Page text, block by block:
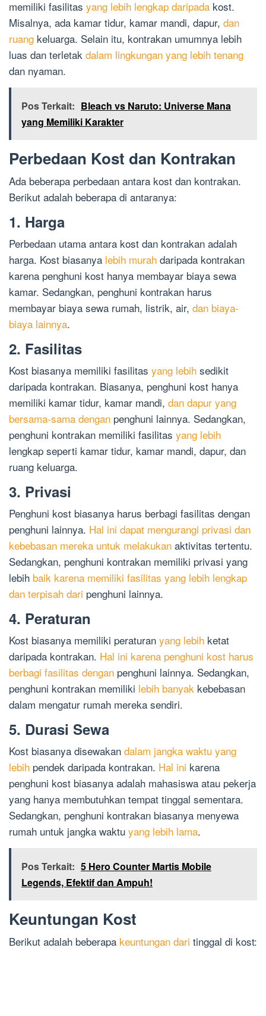
memiliki fasilitas yang lebih lengkap daripada kost.
Misalnya, ada kamar tidur, kamar mandi, dapur, dan
ruang keluarga. Selain itu, kontrakan umumnya lebih
luas dan terletak dalam lingkungan yang lebih tenang
dan nyaman.
Pos Terkait: Bleach vs Naruto: Universe Mana
yang Memiliki Karakter
Perbedaan Kost dan Kontrakan
Ada beberapa perbedaan antara kost dan kontrakan.
Berikut adalah beberapa di antaranya:
1. Harga
Perbedaan utama antara kost dan kontrakan adalah
harga. Kost biasanya lebih murah daripada kontrakan
karena penghuni kost hanya membayar biaya sewa
kamar. Sedangkan, penghuni kontrakan harus
membayar biaya sewa rumah, listrik, air, dan biaya-
biaya lainnya.
2. Fasilitas
Kost biasanya memiliki fasilitas yang lebih sedikit
daripada kontrakan. Biasanya, penghuni kost hanya
memiliki kamar tidur, kamar mandi, dan dapur yang
bersama-sama dengan penghuni lainnya. Sedangkan,
penghuni kontrakan memiliki fasilitas yang lebih
lengkap seperti kamar tidur, kamar mandi, dapur, dan
ruang keluarga.
3. Privasi
Penghuni kost biasanya harus berbagi fasilitas dengan
penghuni lainnya. Hal ini dapat mengurangi privasi dan
kebebasan mereka untuk melakukan aktivitas tertentu.
Sedangkan, penghuni kontrakan memiliki privasi yang
lebih baik karena memiliki fasilitas yang lebih lengkap
dan terpisah dari penghuni lainnya.
4. Peraturan
Kost biasanya memiliki peraturan yang lebih ketat
daripada kontrakan. Hal ini karena penghuni kost harus
berbagi fasilitas dengan penghuni lainnya. Sedangkan,
penghuni kontrakan memiliki lebih banyak kebebasan
dalam mengatur rumah mereka sendiri.
5. Durasi Sewa
Kost biasanya disewakan dalam jangka waktu yang
lebih pendek daripada kontrakan. Hal ini karena
penghuni kost biasanya adalah mahasiswa atau pekerja
yang hanya membutuhkan tempat tinggal sementara.
Sedangkan, penghuni kontrakan biasanya menyewa
rumah untuk jangka waktu yang lebih lama.
Pos Terkait: 5 Hero Counter Martis Mobile
Legends, Efektif dan Ampuh!
Keuntungan Kost
Berikut adalah beberapa keuntungan dari tinggal di kost: